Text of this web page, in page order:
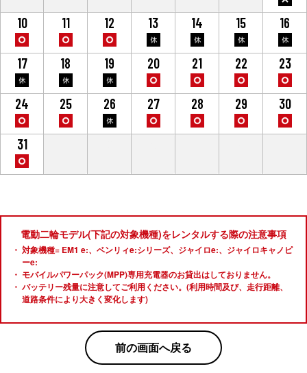
10 11 12 13 14 15 16
17 18 19 20 21 22 23
24 25 26 27 28 29 30
31
電動二輪モデル(下記の対象機種)をレンタルする際の注意事項
対象機種= EM1 e:、ベンリィe:シリーズ、ジャイロe:、ジャイロキャノピ
ーe:
モバイルパワーパック(MPP)専用充電器のお貸出はしておりません。
バッテリー残量に注意してご利用ください。(利用時間及び、走行距離、
道路条件により大きく変化します)
前の画面へ戻る